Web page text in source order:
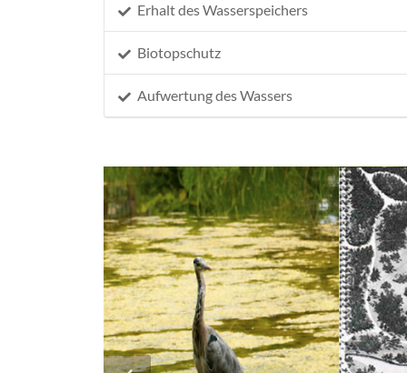
Erhalt des Wasserspeichers
Biotopschutz
Aufwertung des Wassers